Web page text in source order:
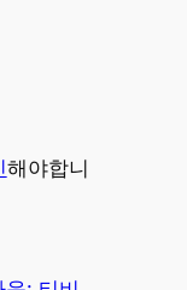
해야합니